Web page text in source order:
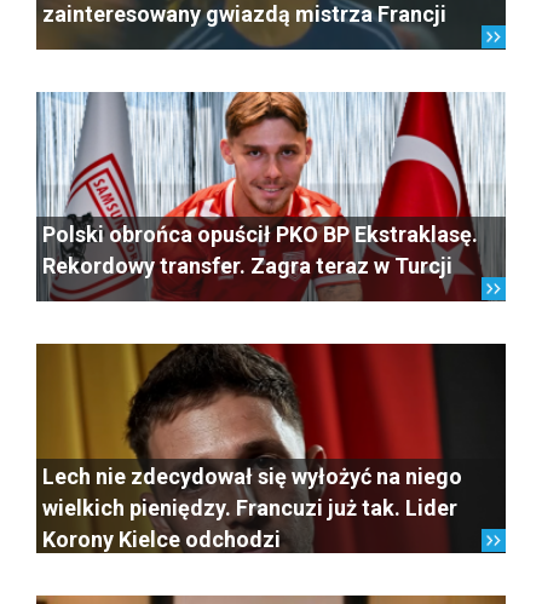
zainteresowany gwiazdą mistrza Francji
Polski obrońca opuścił PKO BP Ekstraklasę.
Rekordowy transfer. Zagra teraz w Turcji
Lech nie zdecydował się wyłożyć na niego
wielkich pieniędzy. Francuzi już tak. Lider
Korony Kielce odchodzi